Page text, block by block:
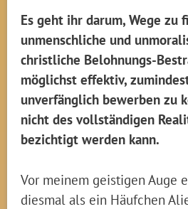
Es geht ihr darum, Wege zu
unmenschliche und
christliche Belohnungs-
möglichst effektiv,
unverfänglich bewerben zu
nicht des vollständigen
bezichtigt werden kann.
Vor meinem geistigen Auge
diesmal als ein Häufchen